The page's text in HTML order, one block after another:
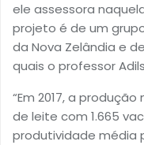
ele assessora
projeto é de um
da Nova Zelândia e
quais o professor
“Em 2017, a
de leite com 1.665
produtividade média